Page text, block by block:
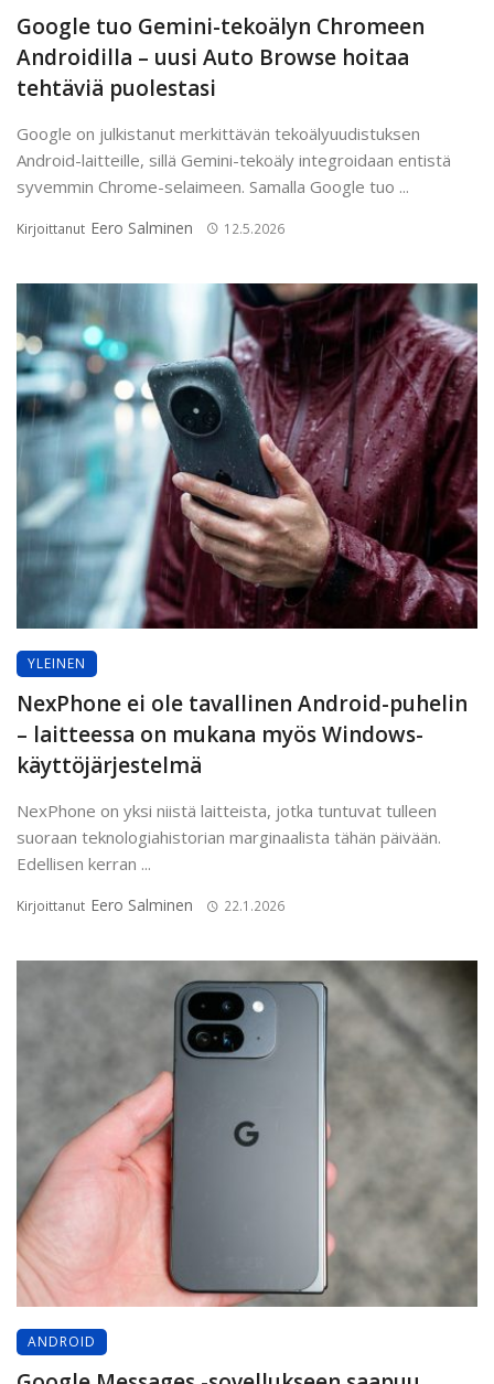
Google tuo Gemini-tekoälyn Chromeen
Androidilla – uusi Auto Browse hoitaa
tehtäviä puolestasi
Google on julkistanut merkittävän tekoälyuudistuksen
Android-laitteille, sillä Gemini-tekoäly integroidaan entistä
syvemmin Chrome-selaimeen. Samalla Google tuo ...
Kirjoittanut Eero Salminen 12.5.2026
YLEINEN
NexPhone ei ole tavallinen Android-puhelin
– laitteessa on mukana myös Windows-
käyttöjärjestelmä
NexPhone on yksi niistä laitteista, jotka tuntuvat tulleen
suoraan teknologiahistorian marginaalista tähän päivään.
Edellisen kerran ...
Kirjoittanut Eero Salminen 22.1.2026
ANDROID